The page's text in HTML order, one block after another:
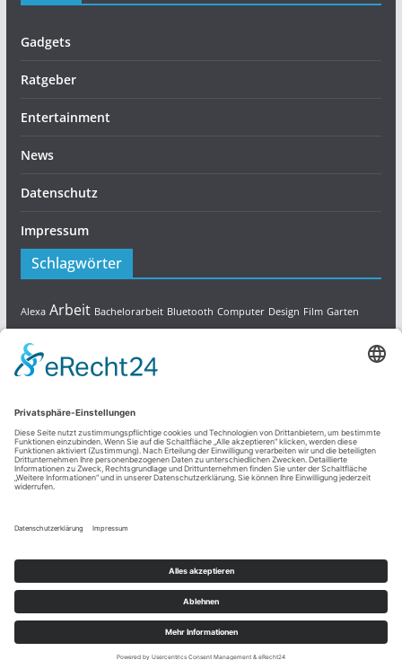
Gadgets
Ratgeber
Entertainment
News
Datenschutz
Impressum
Schlagwörter
Alexa Arbeit Bachelorarbeit Bluetooth Computer Design Film Garten
Landwirtschaft lernen
Webseiten
Mehr erfahren
Copyright © 2026TECHNIK KNOW HOW. Alle Rechte
vorbehalten.
von ThemeGrill. Präsentiert von
WordPress.